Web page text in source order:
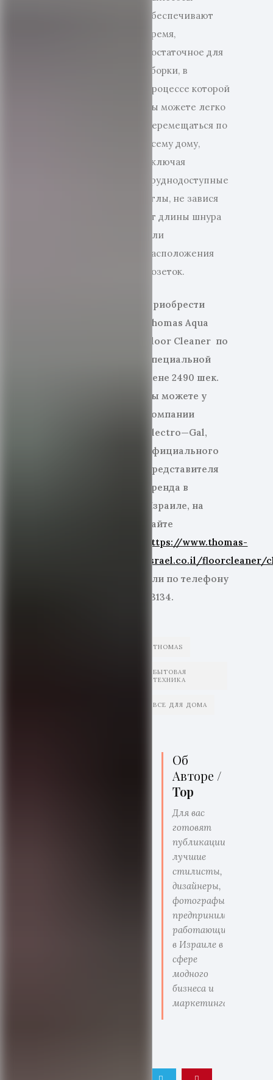
обеспечивают
время,
достаточное для
уборки, в
процессе которой
вы можете легко
перемещаться по
всему дому,
включая
труднодоступные
углы, не завися
от длины шнура
или
расположения
розеток.
Приобрести
Thomas Aqua
Floor Cleaner по
специальной
цене 2490 шек.
вы можете у
компании
Electro—Gal,
официального
представителя
бренда в
Израиле, на
сайте
https://www.thomas-
israel.co.il/floorcleaner/
или по телефону
*3134.
THOMAS
БЫТОВАЯ
ТЕХНИКА
ВСЕ ДЛЯ ДОМА
Об
Авторе /
Top
Для вас
готовят
публикации
лучшие
стилисты,
дизайнеры,
фотографы,
предприниматели
работающие
в Израиле в
сфере
модного
бизнеса и
маркетинга.